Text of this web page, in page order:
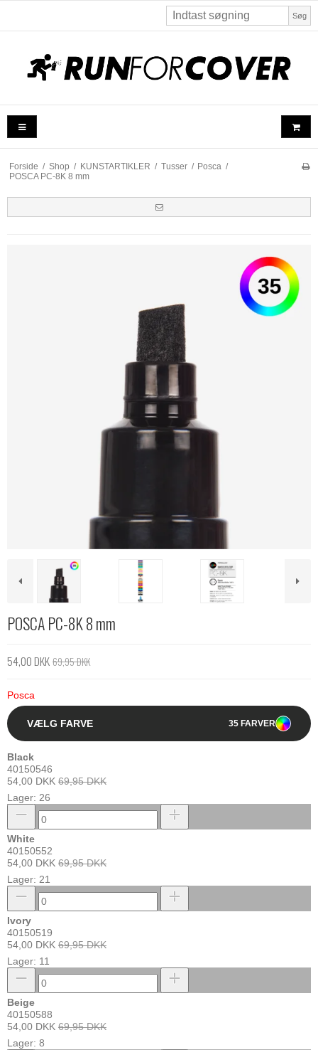
Søg
Forside / Shop / KUNSTARTIKLER / Tusser / Posca /
POSCA PC-8K 8 mm
POSCA PC-8K 8 mm
54,00 DKK69,95 DKK
Posca
VÆLG FARVE 35 FARVER
Black
40150546
54,00 DKK 69,95 DKK
Lager: 26
White
40150552
54,00 DKK 69,95 DKK
Lager: 21
Ivory
40150519
54,00 DKK 69,95 DKK
Lager: 11
Beige
40150588
54,00 DKK 69,95 DKK
Lager: 8